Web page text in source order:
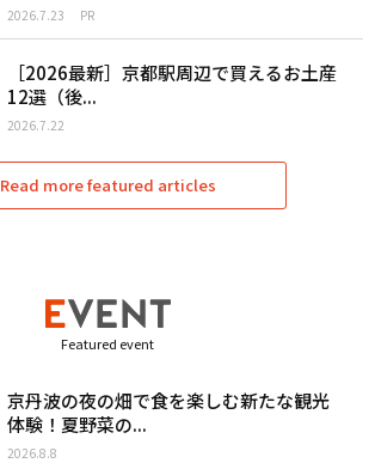
2026.7.23 PR
［2026最新］京都駅周辺で買えるお土産
12選（後...
2026.7.22
Read more featured articles
Featured event
京丹波の夜の畑で食を楽しむ新たな観光
体験！夏野菜の...
2026.8.8